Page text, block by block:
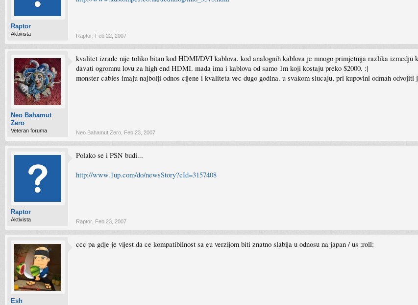
Raptor
Aktivista Raptor Feb 22, 2007
Neo Bahamut
Zero
Veteran foruma
kvalitet izrade nije toliko bitan kod HDMI/DVI kablova. kod analognih kablova je mnogo primjetnija razlika
davati ogromnu lovu za high end HDMI. mada ima i kablova od samo 1m koji kostaju preko $2000. :|
monster cables imaju najbolji odnos cijene i kvaliteta vec dugo godina. u svakom slucaju, pri kupovini odmah
Neo Bahamut Zero Feb 23, 2007
Raptor
Aktivista
Polako se i PSN budi...
http://www.1up.com/do/newsStory?cId=3157408
Raptor Feb 23, 2007
Esh
ccc pa gdje je vijest da ce kompatibilnost sa eu verzijom biti znatno slabija u odnosu na japan / us :roll: